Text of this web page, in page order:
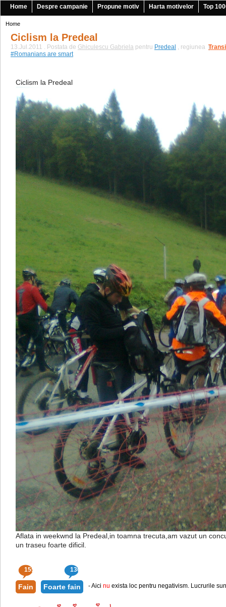
Home Despre campanie Propune motiv Harta motivelor Top
Home
Ciclism la Predeal
13.Jul.2011 . Postata de Ghiculescu Gabriela pentru Predeal , regiunea |
#Romanians are smart
Ciclism la Predeal
Aflata in weekwnd la Predeal,in toamna trecuta,am vazut un
un traseu foarte dificil.
155 130
Fain Foarte fain - Aici nu exista loc pentru negativism. Lucrurile